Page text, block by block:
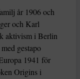
år 1906 och
och Karl
aktivism i Berlin
gestapo
1941 för
Origins i